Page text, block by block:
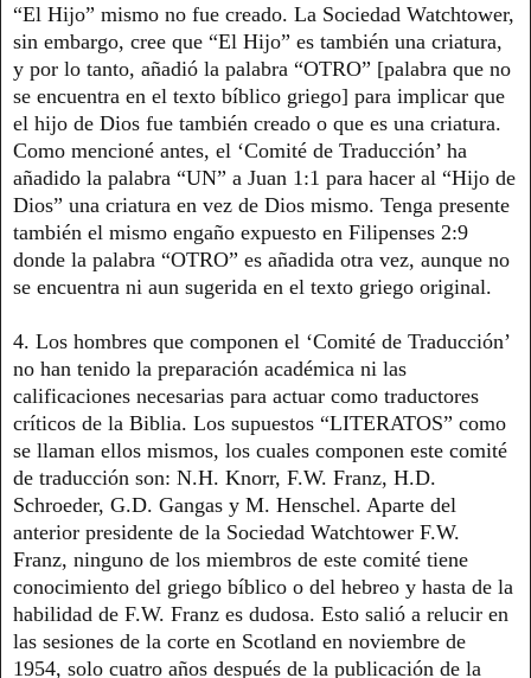
“El Hijo” mismo no fue creado. La Sociedad Watchtower,
sin embargo, cree que “El Hijo” es también una criatura,
y por lo tanto, añadió la palabra “OTRO” [palabra que no
se encuentra en el texto bíblico griego] para implicar que
el hijo de Dios fue también creado o que es una criatura.
Como mencioné antes, el ‘Comité de Traducción’ ha
añadido la palabra “UN” a Juan 1:1 para hacer al “Hijo de
Dios” una criatura en vez de Dios mismo. Tenga presente
también el mismo engaño expuesto en Filipenses 2:9
donde la palabra “OTRO” es añadida otra vez, aunque no
se encuentra ni aun sugerida en el texto griego original.
4. Los hombres que componen el ‘Comité de Traducción’
no han tenido la preparación académica ni las
calificaciones necesarias para actuar como traductores
críticos de la Biblia. Los supuestos “LITERATOS” como
se llaman ellos mismos, los cuales componen este comité
de traducción son: N.H. Knorr, F.W. Franz, H.D.
Schroeder, G.D. Gangas y M. Henschel. Aparte del
anterior presidente de la Sociedad Watchtower F.W.
Franz, ninguno de los miembros de este comité tiene
conocimiento del griego bíblico o del hebreo y hasta de la
habilidad de F.W. Franz es dudosa. Esto salió a relucir en
las sesiones de la corte en Scotland en noviembre de
1954, solo cuatro años después de la publicación de la